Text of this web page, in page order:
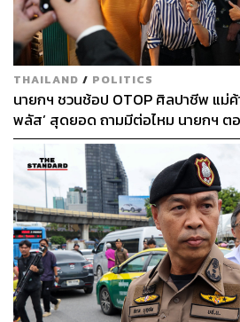
THAILAND / POLITICS
นายกฯ ชวนช้อป OTOP ศิลปาชีพ แม่ค้
พลัส’ สุดยอด ถามมีต่อไหม นายกฯ ตอ